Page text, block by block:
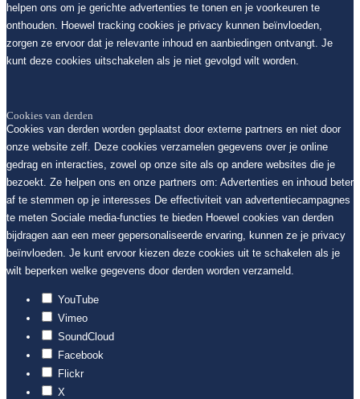
helpen ons om je gerichte advertenties te tonen en je voorkeuren te
onthouden. Hoewel tracking cookies je privacy kunnen beïnvloeden,
zorgen ze ervoor dat je relevante inhoud en aanbiedingen ontvangt. Je
kunt deze cookies uitschakelen als je niet gevolgd wilt worden.
Cookies van derden
Cookies van derden worden geplaatst door externe partners en niet door
onze website zelf. Deze cookies verzamelen gegevens over je online
gedrag en interacties, zowel op onze site als op andere websites die je
bezoekt. Ze helpen ons en onze partners om: Advertenties en inhoud beter
af te stemmen op je interesses De effectiviteit van advertentiecampagnes
te meten Sociale media-functies te bieden Hoewel cookies van derden
bijdragen aan een meer gepersonaliseerde ervaring, kunnen ze je privacy
beïnvloeden. Je kunt ervoor kiezen deze cookies uit te schakelen als je
wilt beperken welke gegevens door derden worden verzameld.
YouTube
Vimeo
SoundCloud
Facebook
Flickr
X